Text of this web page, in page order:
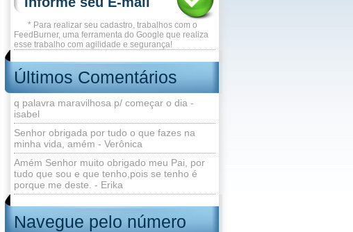
* Para realizar seu cadastro, trabalhos com o
FeedBurner, uma ferramenta do Google que realiza
esse trabalho com agilidade e segurança!
Últimos Comentários
q palavra maravilhosa p/ começar o dia -
isabel
Senhor obrigada por tudo o que fazes na
minha vida, amém - Verônica
Amém Senhor muito obrigado meu Pai, por
tudo que sou e que tenho,pois se tenho é
porque me deste. - Erika
Navegue pelo número